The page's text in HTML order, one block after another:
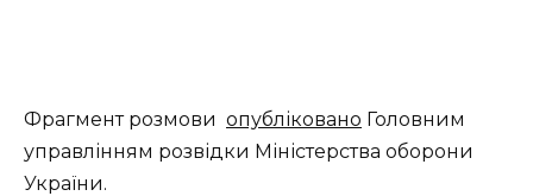
Фрагмент розмови опубліковано Головним
управлінням розвідки Міністерства оборони
України.